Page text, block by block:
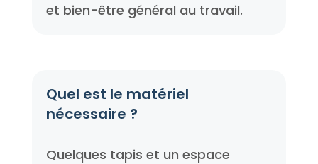
et bien-être général au travail.
Quel est le matériel
nécessaire ?
Quelques tapis et un espace